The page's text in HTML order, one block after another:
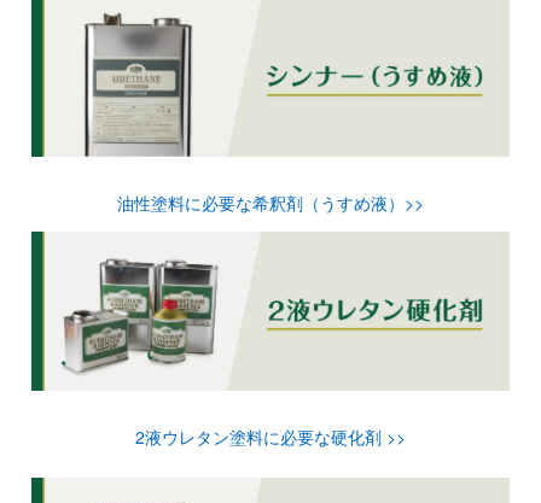
油性塗料に必要な希釈剤（うすめ液）>>
2液ウレタン塗料に必要な硬化剤 >>